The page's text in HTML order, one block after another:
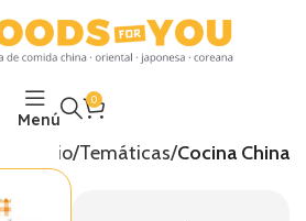
Menú
0
Inicio Temáticas Cocina China